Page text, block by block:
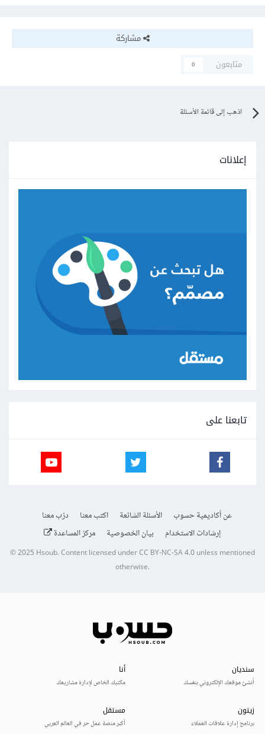
مشاركة
متابعون
0
اذهب إلى قائمة الأسئلة
إعلانات
تابعنا على
عن أكاديمية حسوب الأسئلة الشائعة اكتب معنا
درّب معنا
إرشادات الاستخدام
بيان الخصوصية مركز المساعدة
© 2025Hsoub.Content licensed underCC BY-NC-SA 4.0unless mentioned
otherwise.